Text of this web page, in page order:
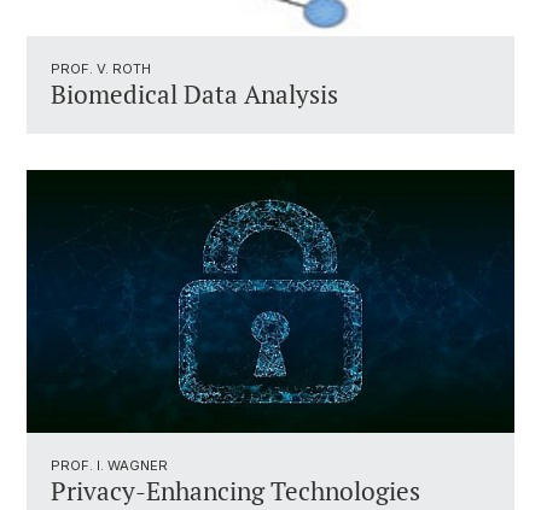
PROF. V. ROTH
Biomedical Data Analysis
PROF. I. WAGNER
Privacy-Enhancing Technologies